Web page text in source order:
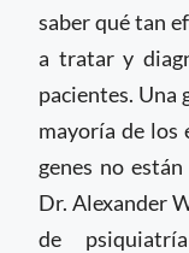
saber qué tan
a tratar y
pacientes. Una
mayoría de los
genes no
Dr. Alexander
de